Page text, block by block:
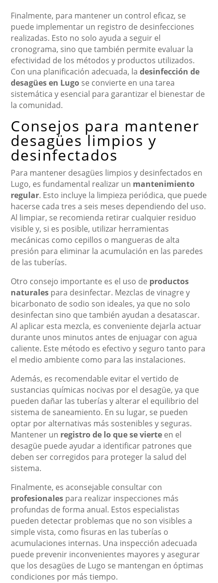
Finalmente, para mantener un control eficaz, se
puede implementar un registro de desinfecciones
realizadas. Esto no solo ayuda a seguir el
cronograma, sino que también permite evaluar la
efectividad de los métodos y productos utilizados.
Con una planificación adecuada, ladesinfección de
desagües en Lugo se convierte en una tarea
sistemática y esencial para garantizar el bienestar de
la comunidad.
Consejos para mantener
desagües limpios y
desinfectados
Para mantener desagües limpios y desinfectados en
Lugo, es fundamental realizar un mantenimiento
regular. Esto incluye la limpieza periódica, que puede
hacerse cada tres a seis meses dependiendo del uso.
Al limpiar, se recomienda retirar cualquier residuo
visible y, si es posible, utilizar herramientas
mecánicas como cepillos o mangueras de alta
presión para eliminar la acumulación en las paredes
de las tuberías.
Otro consejo importante es el uso de productos
naturales para desinfectar. Mezclas de vinagre y
bicarbonato de sodio son ideales, ya que no solo
desinfectan sino que también ayudan a desatascar.
Al aplicar esta mezcla, es conveniente dejarla actuar
durante unos minutos antes de enjuagar con agua
caliente. Este método es efectivo y seguro tanto para
el medio ambiente como para las instalaciones.
Además, es recomendable evitar el vertido de
sustancias químicas nocivas por el desagüe, ya que
pueden dañar las tuberías y alterar el equilibrio del
sistema de saneamiento. En su lugar, se pueden
optar por alternativas más sostenibles y seguras.
Mantener un registro de lo que se vierte en el
desagüe puede ayudar a identificar patrones que
deben ser corregidos para proteger la salud del
sistema.
Finalmente, es aconsejable consultar con
profesionales para realizar inspecciones más
profundas de forma anual. Estos especialistas
pueden detectar problemas que no son visibles a
simple vista, como fisuras en las tuberías o
acumulaciones internas. Una inspección adecuada
puede prevenir inconvenientes mayores y asegurar
que los desagües de Lugo se mantengan en óptimas
condiciones por más tiempo.